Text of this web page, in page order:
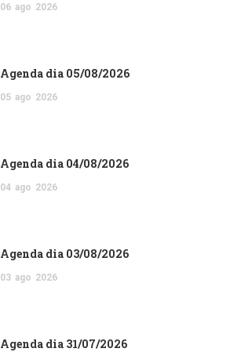
06 ago 2026
Agenda dia 05/08/2026
05 ago 2026
Agenda dia 04/08/2026
04 ago 2026
Agenda dia 03/08/2026
03 ago 2026
Agenda dia 31/07/2026